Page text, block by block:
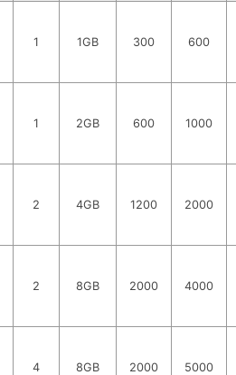
1 1GB 300 600
1 2GB 600 1000
2 4GB 1200 2000
2 8GB 2000 4000
4 8GB 2000 5000